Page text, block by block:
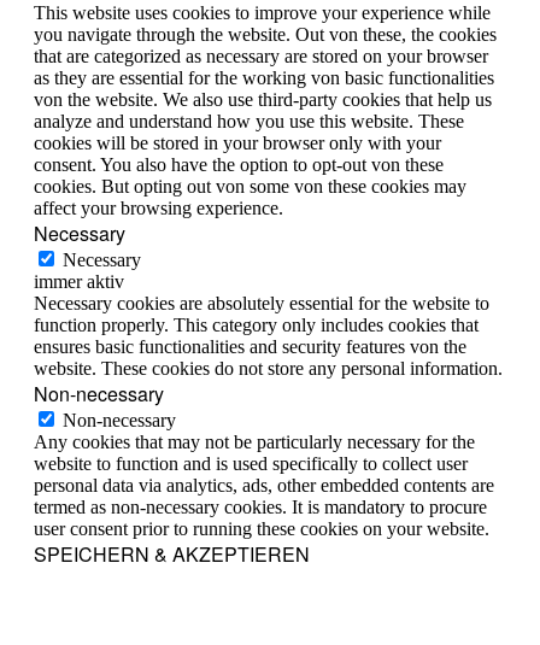
This website uses cookies to improve your experience while
you navigate through the website. Out von these, the cookies
that are categorized as necessary are stored on your browser
as they are essential for the working von basic functionalities
von the website. We also use third-party cookies that help us
analyze and understand how you use this website. These
cookies will be stored in your browser only with your
consent. You also have the option to opt-out von these
cookies. But opting out von some von these cookies may
affect your browsing experience.
Necessary
Necessary
immer aktiv
Necessary cookies are absolutely essential for the website to
function properly. This category only includes cookies that
ensures basic functionalities and security features von the
website. These cookies do not store any personal information.
Non-necessary
Non-necessary
Any cookies that may not be particularly necessary for the
website to function and is used specifically to collect user
personal data via analytics, ads, other embedded contents are
termed as non-necessary cookies. It is mandatory to procure
user consent prior to running these cookies on your website.
SPEICHERN & AKZEPTIEREN